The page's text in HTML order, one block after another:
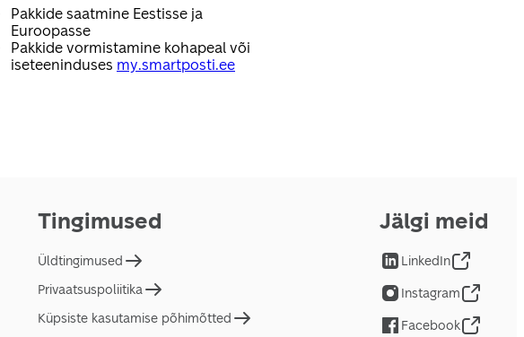
Pakkide saatmine Eestisse ja
Euroopasse
Pakkide vormistamine kohapeal või
iseteeninduses my.smartposti.ee
Tingimused
Üldtingimused
Privaatsuspoliitika
Küpsiste kasutamise põhimõtted
Jälgi meid
LinkedIn
Instagram
Facebook